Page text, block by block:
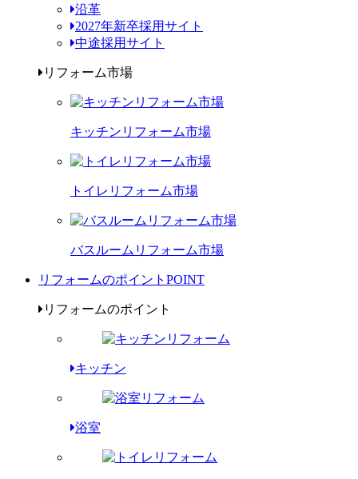
沿革
2027年新卒採用サイト
中途採用サイト
リフォーム市場
キッチンリフォーム市場
トイレリフォーム市場
バスルームリフォーム市場
リフォームのポイント POINT
リフォームのポイント
キッチン
浴室